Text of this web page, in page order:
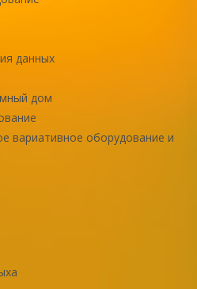
данных
дом
вариативное оборудование и